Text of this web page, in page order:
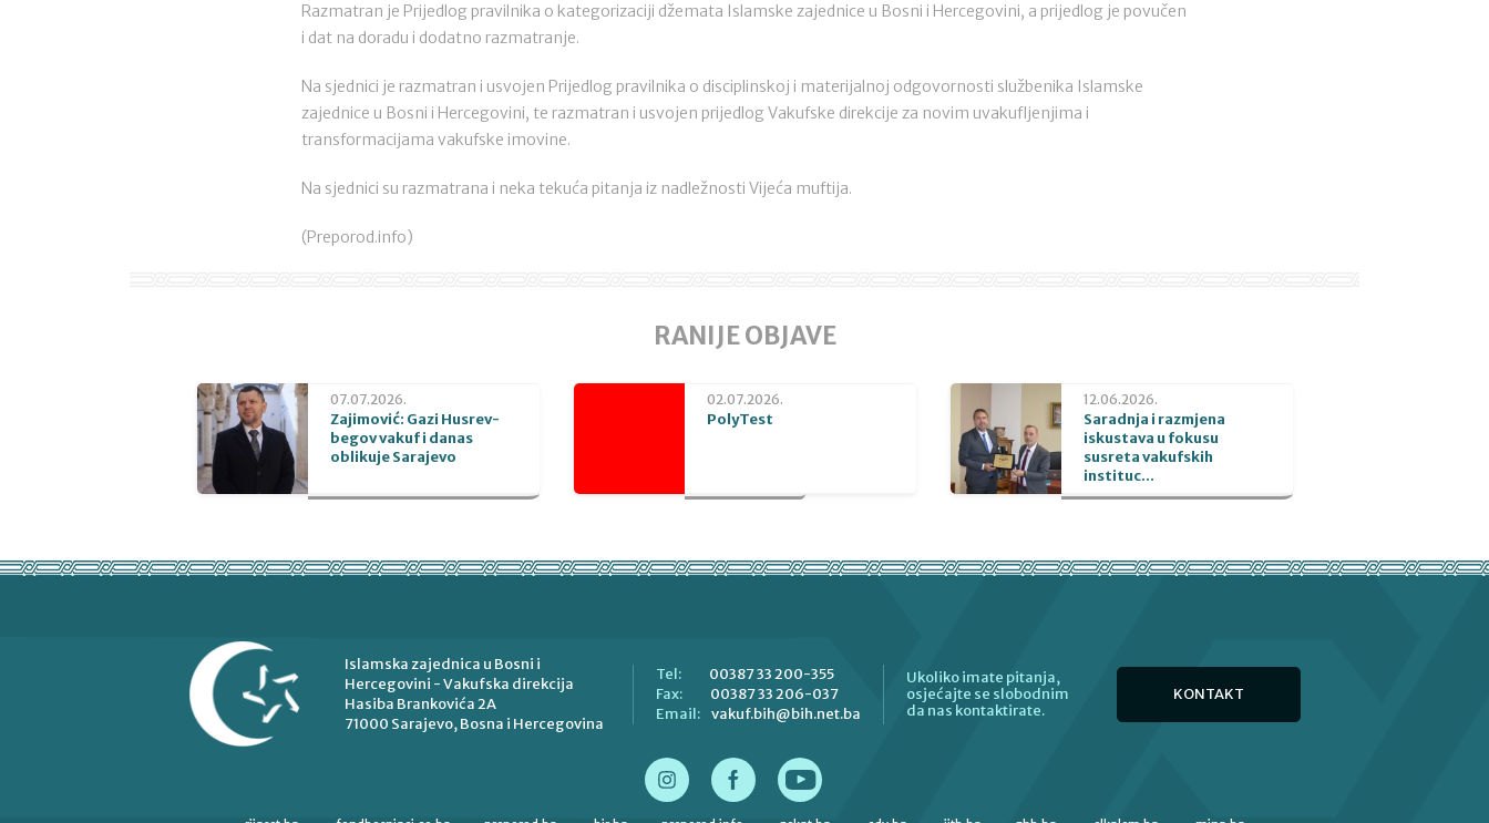
Razmatran je Prijedlog pravilnika o kategorizaciji džemata Islamske zajednice u Bosni i Hercegovini, a prijedlog je povučen
i dat na doradu i dodatno razmatranje.
Na sjednici je razmatran i usvojen Prijedlog pravilnika o disciplinskoj i materijalnoj odgovornosti službenika Islamske
zajednice u Bosni i Hercegovini, te razmatran i usvojen prijedlog Vakufske direkcije za novim uvakufljenjima i
transformacijama vakufske imovine.
Na sjednici su razmatrana i neka tekuća pitanja iz nadležnosti Vijeća muftija.
(Preporod.info)
RANIJE OBJAVE
07.07.2026.
Zajimović: Gazi Husrev-
begov vakuf i danas
oblikuje Sarajevo
02.07.2026.
PolyTest
12.06.2026.
Saradnja i razmjena
iskustava u fokusu
susreta vakufskih
instituc...
Islamska zajednica u Bosni i
Hercegovini - Vakufska direkcija
Hasiba Brankovića 2A
71000 Sarajevo, Bosna i Hercegovina
Tel:
00387 33 200-355
Fax:
00387 33 206-037
Email:
vakuf.bih@bih.net.ba
Ukoliko imate pitanja,
osjećajte se slobodnim
da nas kontaktirate.
KONTAKT